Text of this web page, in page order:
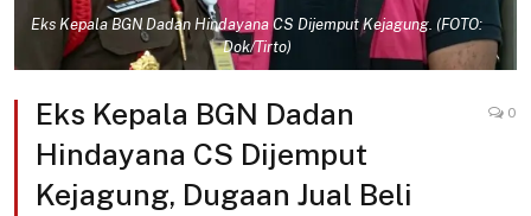
Eks Kepala BGN Dadan Hindayana CS Dijemput Kejagung. (FOTO:
Dok/Tirto)
Eks Kepala BGN Dadan
Hindayana CS Dijemput
Kejagung, Dugaan Jual Beli
0